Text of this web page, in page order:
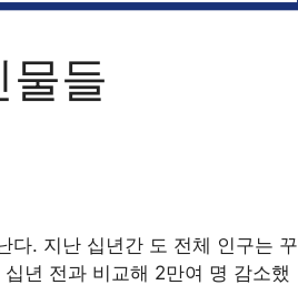
들
다. 지난 십년간 도 전체 인구는 꾸
년 전과 비교해 2만여 명 감소했